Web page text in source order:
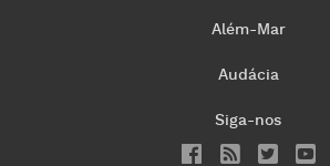
Além-Mar
Audácia
Siga-nos